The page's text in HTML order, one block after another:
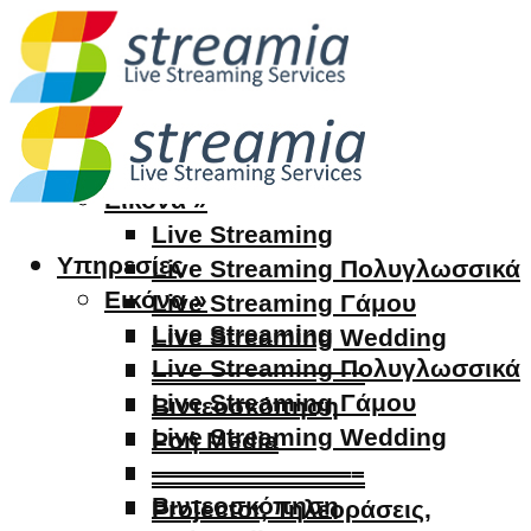
Υπηρεσίες
Εικόνα »
Live Streaming
Live Streaming Πολυγλωσσικά
Live Streaming Γάμου
Live Streaming Wedding
————————–
Βιντεοσκόπηση
Ροή Media
————————–
Projector, Τηλεοράσεις,
Υπηρεσίες
Εικόνα »
Live Streaming
Live Streaming Πολυγλωσσικά
Live Streaming Γάμου
Live Streaming Wedding
————————–
Βιντεοσκόπηση